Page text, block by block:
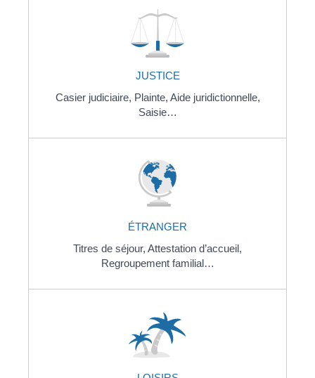
JUSTICE
Casier judiciaire, Plainte, Aide juridictionnelle,
Saisie…
ÉTRANGER
Titres de séjour, Attestation d’accueil,
Regroupement familial…